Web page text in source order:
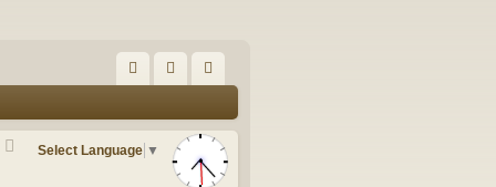
Q m
el
ist
rie
Select Language ▼